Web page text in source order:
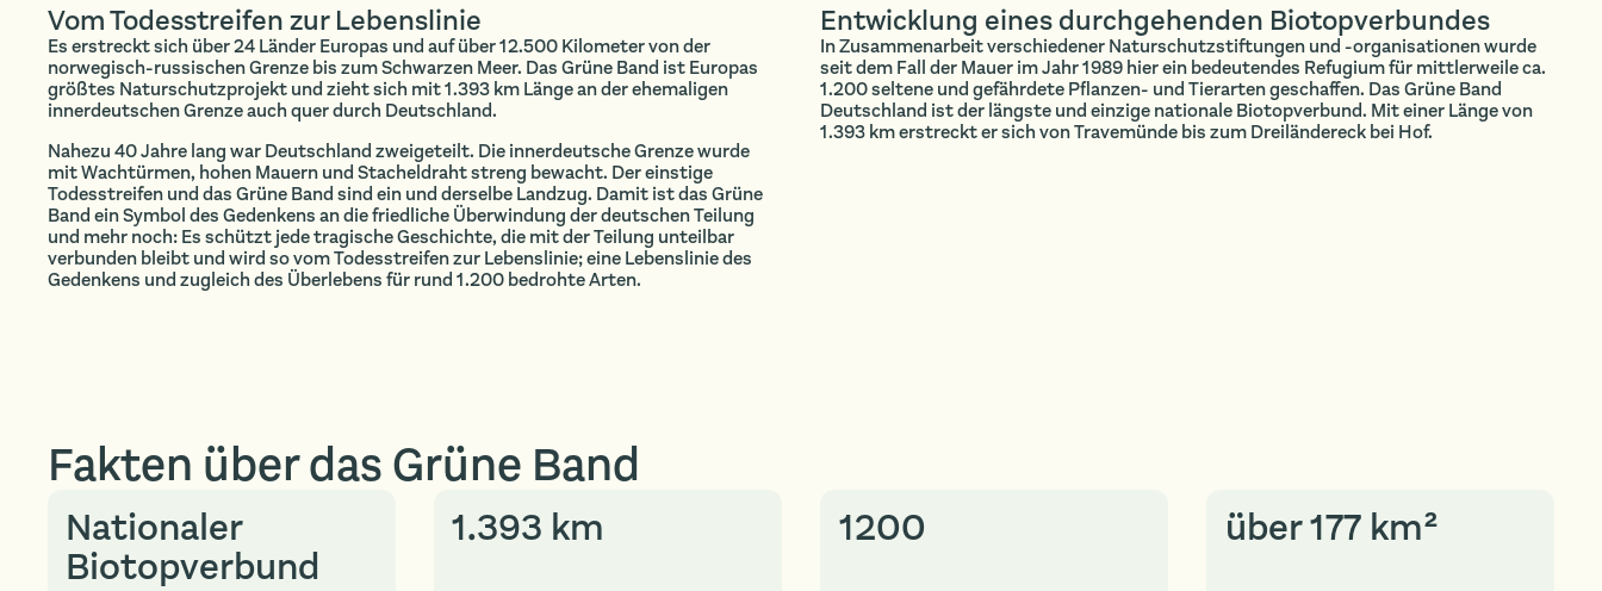
Vom Todesstreifen zur Lebenslinie
Es erstreckt sich über 24 Länder Europas und auf über 12.500 Kilometer von der
norwegisch-russischen Grenze bis zum Schwarzen Meer. Das Grüne Band ist Europas
größtes Naturschutzprojekt und zieht sich mit 1.393 km Länge an der ehemaligen
innerdeutschen Grenze auch quer durch Deutschland.
Nahezu 40 Jahre lang war Deutschland zweigeteilt. Die innerdeutsche Grenze wurde
mit Wachtürmen, hohen Mauern und Stacheldraht streng bewacht. Der einstige
Todesstreifen und das Grüne Band sind ein und derselbe Landzug. Damit ist das Grüne
Band ein Symbol des Gedenkens an die friedliche Überwindung der deutschen Teilung
und mehr noch: Es schützt jede tragische Geschichte, die mit der Teilung unteilbar
verbunden bleibt und wird so vom Todesstreifen zur Lebenslinie; eine Lebenslinie des
Gedenkens und zugleich des Überlebens für rund 1.200 bedrohte Arten.
Entwicklung eines durchgehenden Biotopverbundes
In Zusammenarbeit verschiedener Naturschutzstiftungen und -organisationen wurde
seit dem Fall der Mauer im Jahr 1989 hier ein bedeutendes Refugium für mittlerweile ca.
1.200 seltene und gefährdete Pflanzen- und Tierarten geschaffen. Das Grüne Band
Deutschland ist der längste und einzige nationale Biotopverbund. Mit einer Länge von
1.393 km erstreckt er sich von Travemünde bis zum Dreiländereck bei Hof.
Fakten über das Grüne Band
Nationaler
Biotopverbund
1.393 km 1200 über 177 km²